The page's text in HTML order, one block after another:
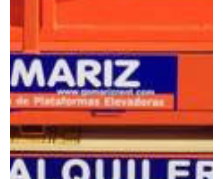
Eléctrico
Ver ficha técnica
COMPARADOR
¿Tienes dudas a la hora de elegir la máquina que
necesitas?
Compara esta y otras máquinas desde el siguiente botón o ponte
en contacto con nosotros para un asesoramiento más personal.
Comparar